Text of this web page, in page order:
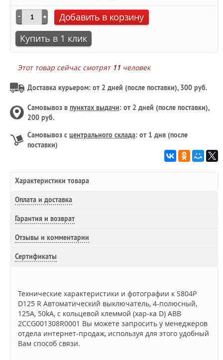
Добавить в корзину
Купить в 1 клик
Этот товар сейчас смотрят 11 человек
Доставка курьером: от 2 дней (после поставки), 300 руб.
Самовывоз в пунктах выдачи: от 2 дней (после поставки),
200 руб.
Самовывоз с центрального склада: от 1 дня (после
поставки)
Характеристики товара
Оплата и доставка
Гарантия и возврат
Отзывы и комментарии
Сертификаты
Технические характеристики и фотографии к S804P
D125 R Автоматический выключатель, 4-полюсный,
125А, 50kA, с кольцевой клеммой (хар-ка D) ABB
2CCG001308R0001 Вы можете запросить у менеджеров
отдела интернет-продаж, используя для этого удобный
Вам способ связи.